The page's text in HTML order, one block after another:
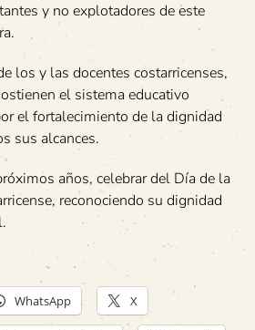
y no explotadores de este
los y las docentes costarricenses,
el sistema educativo
el fortalecimiento de la dignidad
sus alcances.
años, celebrar del Día de la
reconociendo su dignidad
WhatsApp X